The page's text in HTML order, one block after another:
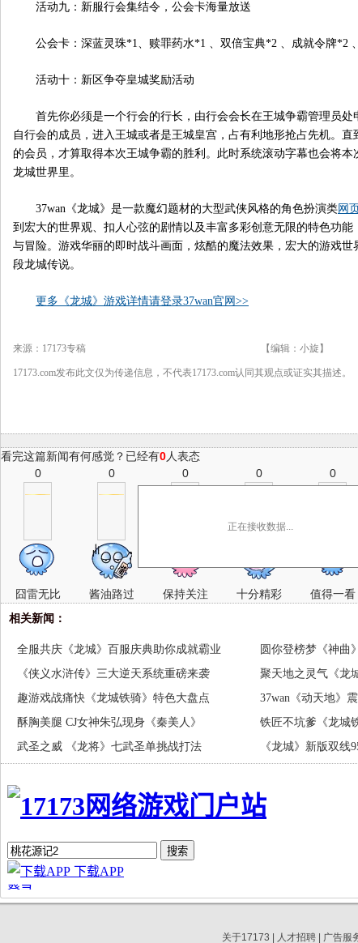
活动九：新服行会集结令，公会卡海量放送
公会卡：深蓝灵珠*1、赎罪药水*1 、双倍宝典*2 、成就令牌*2
活动十：新区争夺皇城奖励活动
首先你必须是一个行会的行长，由行会会长在王城争霸管理员处
自行会的成员，进入王城或者是王城皇宫，占有利地形抢占先机。
的会员，才算取得本次王城争霸的胜利。此时系统滚动字幕也会将
龙城世界里。
37wan《龙城》是一款魔幻题材的大型武侠风格的角色扮演类网
到宏大的世界观、扣人心弦的剧情以及丰富多彩创意无限的特色功能
与冒险。游戏华丽的即时战斗画面，炫酷的魔法效果，宏大的游戏
段龙城传说。
更多《龙城》游戏详情请登录37wan官网>>
来源：17173专稿 【编辑：小旋】
17173.com发布此文仅为传递信息，不代表17173.com认同其观点或证实其描述。
看完这篇新闻有何感觉？已经有0人表态
0
囧雷无比
0
酱油路过
0
保持关注
0
十分精彩
0
值得一看
正在接收数据...
相关新闻：
全服共庆《龙城》百服庆典助你成就霸业
圆你登榜梦《神曲
《侠义水浒传》三大逆天系统重磅来袭
聚天地之灵气《龙
趣游戏战痛快《龙城铁骑》特色大盘点
37wan《动天地》
开
酥胸美腿 CJ女神朱弘现身《秦美人》
铁匠不坑爹《龙城
武圣之威 《龙将》七武圣单挑战打法
《龙城》新版双线
关于17173 人才招聘| 广告服